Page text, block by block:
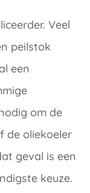
Veel
peilstok
een
om de
de oliekoeler
geval is een
keuze.